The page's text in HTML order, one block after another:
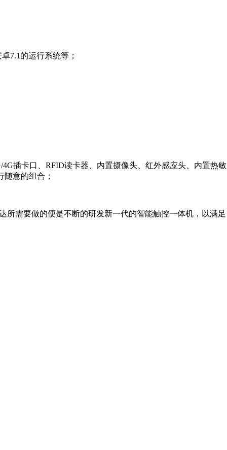
7.1的运行系统等；
插卡口、RFID读卡器、内置摄像头、红外感应头、内置热敏
意的组合；
需要做的便是不断的研发新一代的智能触控一体机，以满足